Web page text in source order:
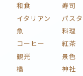
和食 寿司
イタリアン パスタ
魚 料理
コーヒー 紅茶
観光 景色
橋 神社